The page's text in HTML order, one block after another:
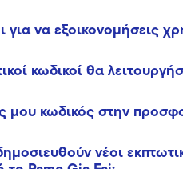
για να εξοικονομήσεις
κωδικοί θα
κωδικός στην
νέοι